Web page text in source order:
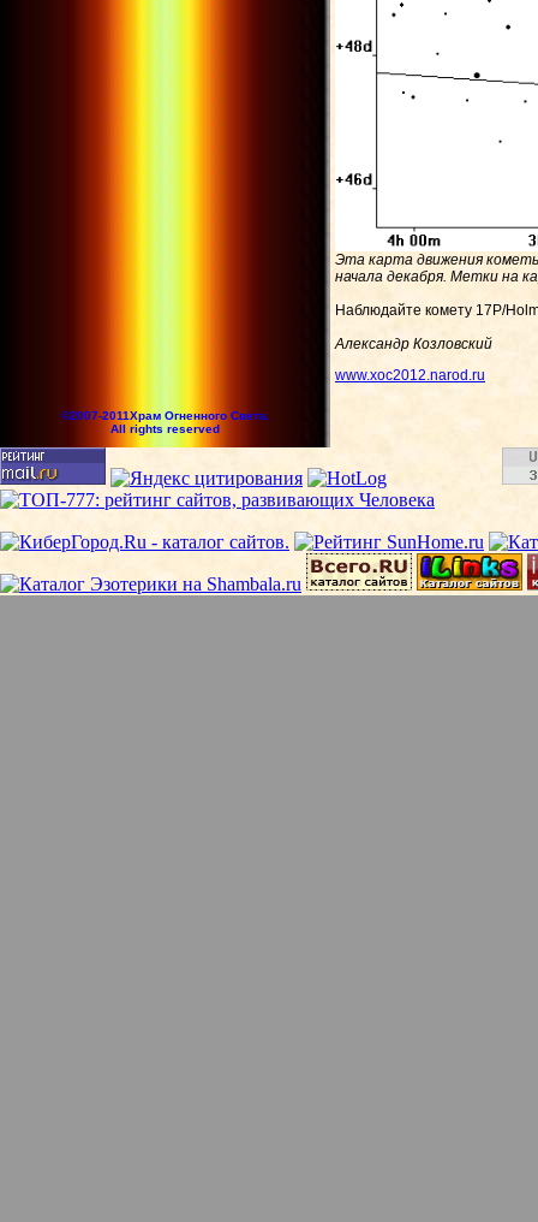
Эта карта движения
начала декабря. Метки на
Наблюдайте комету 17P/
Александр Козловский
www.xoc2012.narod.ru
©2007-2011Храм Огненного Света.
All rights reserved